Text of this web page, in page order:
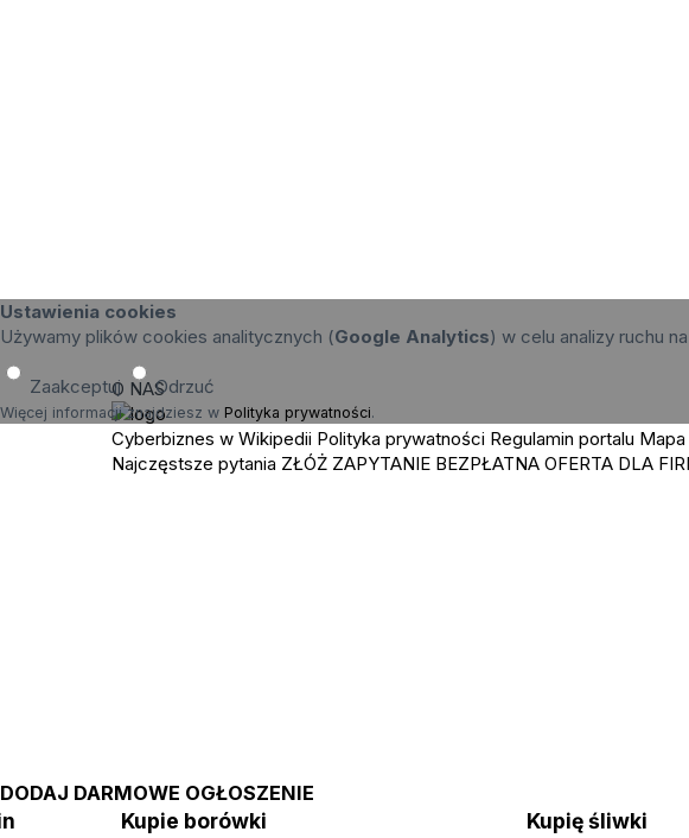
DODAJ DARMOWE OGŁOSZENIE
Kupie borówki Kupię śliwki
Ustawienia cookies
Używamy plików cookies analitycznych (Google Analytics) w celu analizy ruchu
Zaakceptuj Odrzuć
Więcej informacji znajdziesz w Polityka prywatności.
O NAS
Cyberbiznes w Wikipedii Polityka prywatności Regulamin portalu
Najczęstsze pytania ZŁÓŻ ZAPYTANIE BEZPŁATNA OFERTA DLA